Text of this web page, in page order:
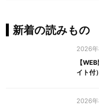
新着の読みもの
2026
【
イト付）
2026